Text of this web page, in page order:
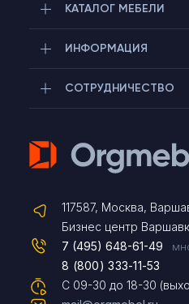
КАТАЛОГ МЕБЕЛИ
ИНФОРМАЦИЯ
СОТРУДНИЧЕСТВО
117587, Москва,
Бизнес центр
С 09-30 до 18-30
7 (495) 648-61-49
8 (800) 333-11-53
Telegram
Max
Чат на сайте